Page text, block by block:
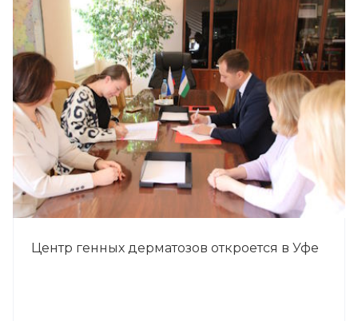
Центр генных дерматозов откроется в Уфе